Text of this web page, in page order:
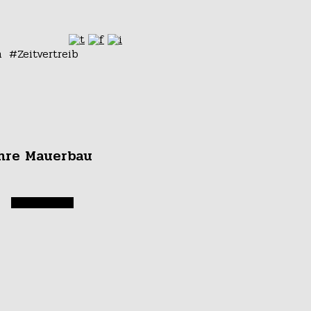
Zeitvertreib
Mauerbau